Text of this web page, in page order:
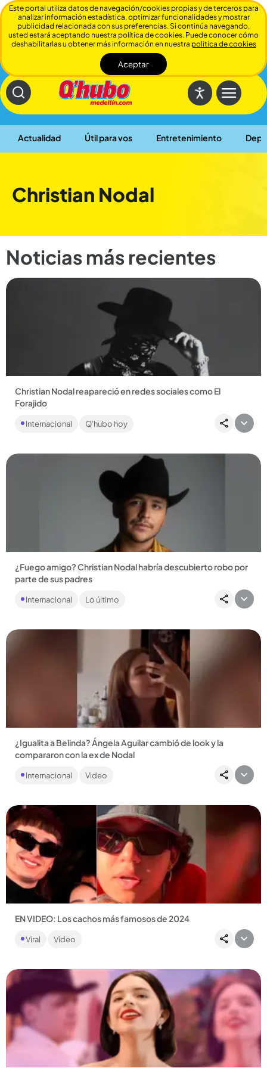
Actualidad Útil para vos Entretenimiento
Cerrar
Christian Nodal
Noticias más recientes
Christian Nodal reapareció en redes sociales como El
Forajido
En medio de rumores de problemas financieros y legales con
su familia, el artista eliminó su nombre de su Instagram y su...
Internacional Q'hubo hoy
Compartir Noticia
¿Fuego amigo? Christian Nodal habría descubierto robo por
parte de sus padres
progenitores está muy fracturada por cuenta de
Internacional Lo último
Compartir Noticia
¿Igualita a Belinda? Ángela Aguilar cambió de look y la
compararon con la ex de Nodal
La cantante y actual esposa de Christian Nodal levantó todo
tipo de opiniones y reacciones en redes sociales por el
Internacional Video
Compartir Noticia
EN VIDEO: Los cachos más famosos de 2024
mostramos los más recordados...
Viral Video
Compartir Noticia
Este portal utiliza datos de navegación/cookies propias y de terceros para
analizar información estadística, optimizar funcionalidades y mostrar
publicidad relacionada con sus preferencias. Si continúa navegando,
usted estará aceptando nuestra política de cookies. Puede conocer cómo
deshabilitarlas u obtener más información en nuestra politica de cookies
Aceptar